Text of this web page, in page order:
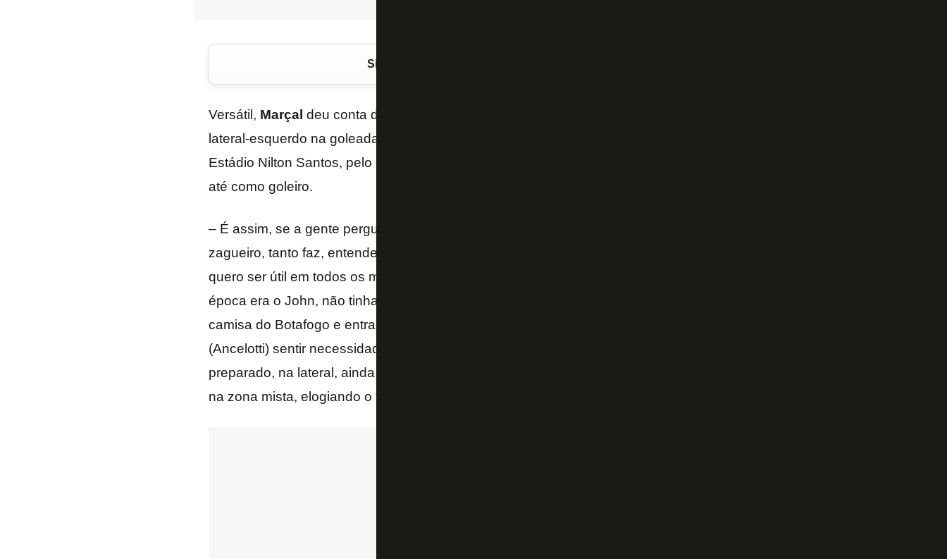
Siga o FogãoNET
Versátil, Marçal deu conta do recado como zagueiro até pela direita e voltou a ser
lateral-esquerdo na goleada por 4 a 1 sobre o Red Bull Bragantino, neste sábado, no
Estádio Nilton Santos, pelo Campeonato Brasileiro
até como goleiro.
– É assim, se a gente perguntar para o Felipe Melo se ele joga de volante ou de
zagueiro, tanto faz, entendeu? Como eu disse, eu estou aqui para ajudar o
quero ser útil em todos os momentos, até brinquei também, se o John sentir cãibra, na
época era o John, não tinha problema ir para o gol. Claramente o meu desejo é vestir a
camisa do Botafogo e entrar em campo, seja a posição que for. Então, se Davide
(Ancelotti) sentir necessidade de que eu jogue na zaga, eu estou disponível, estou
preparado, na lateral, ainda mais, porque é minha posição de origem – explicou Marçal
na zona mista, elogiando o treinador.